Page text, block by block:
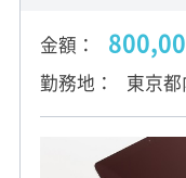
金額
勤務地 東京